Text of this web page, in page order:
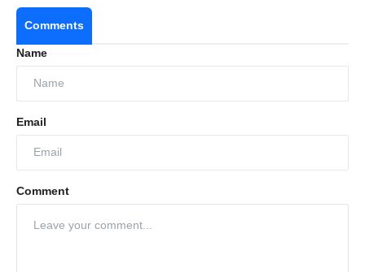
Comments
Name
Email
Comment